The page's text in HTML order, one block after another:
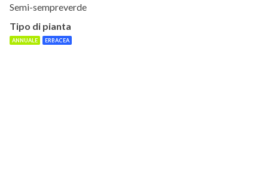
Semi-sempreverde
Tipo di pianta
ANNUALE ERBACEA